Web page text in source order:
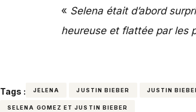
« Selena était d’abord
heureuse et flattée par les
Tags : JELENA JUSTIN BIEBER JUSTIN
SELENA GOMEZ ET JUSTIN BIEBER